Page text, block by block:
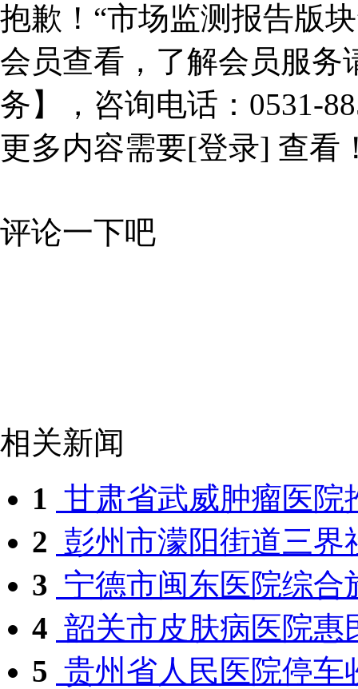
抱歉！“市场监测报告版
会员查看，了解会员服务
务】，咨询电话：0531-
更多内容需要[登录] 查看
评论一下吧
相关新闻
1 甘肃省武威肿瘤医院
2 彭州市濛阳街道三界
3 宁德市闽东医院综合
4 韶关市皮肤病医院惠
5 贵州省人民医院停车